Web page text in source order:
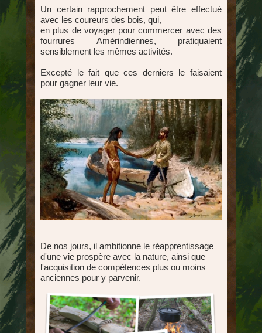
Un certain rapprochement peut être effectué
avec les coureurs des bois, qui,
en plus de voyager pour commercer avec des
fourrures Amérindiennes, pratiquaient
sensiblement les mêmes activités.
Excepté le fait que ces derniers le faisaient
pour gagner leur vie.
De nos jours, il ambitionne le réapprentissage
d'une vie prospère avec la nature, ainsi que
l'acquisition de compétences plus ou moins
anciennes pour y parvenir.